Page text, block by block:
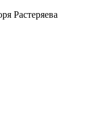
Растеряева